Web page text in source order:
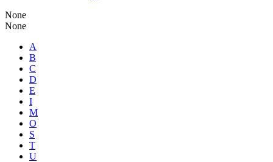
None
None
A
B
C
D
E
I
M
O
S
T
U